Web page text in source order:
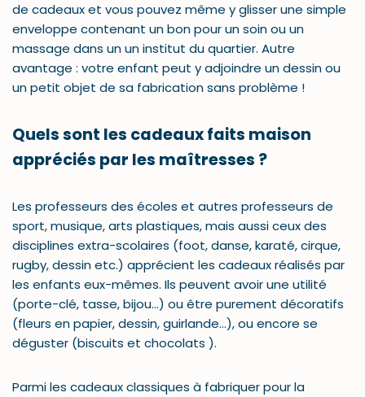
de cadeaux et vous pouvez même y glisser une simple
enveloppe contenant un bon pour un soin ou un
massage dans un un institut du quartier. Autre
avantage : votre enfant peut y adjoindre un dessin ou
un petit objet de sa fabrication sans problème !
Quels sont les cadeaux faits maison
appréciés par les maîtresses ?
Les professeurs des écoles et autres professeurs de
sport, musique, arts plastiques, mais aussi ceux des
disciplines extra-scolaires (foot, danse, karaté, cirque,
rugby, dessin etc.) apprécient les cadeaux réalisés par
les enfants eux-mêmes. Ils peuvent avoir une utilité
(porte-clé, tasse, bijou…) ou être purement décoratifs
(fleurs en papier, dessin, guirlande…), ou encore se
déguster (biscuits et chocolats ).
Parmi les cadeaux classiques à fabriquer pour la